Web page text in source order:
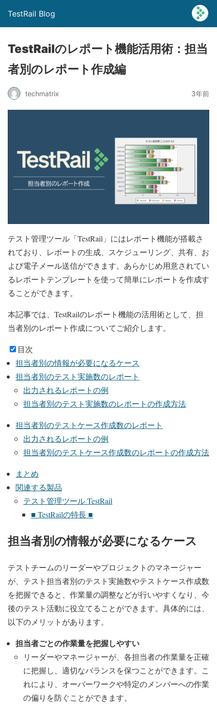
TestRail Blog
TestRailのレポート機能活用術：担当
者別のレポート作成編
techmatrix 3年前
テスト管理ツール「TestRail」にはレポート機能が搭載さ
れており、レポートの生成、スケジューリング、共有、お
よび電子メール送信ができます。あらかじめ用意されてい
るレポートテンプレートを使って簡単にレポートを作成す
ることができます。
本記事では、TestRailのレポート機能の活用術として、担
当者別のレポート作成についてご紹介します。
目次
担当者別の情報が必要になるケース
担当者別のテスト実施数のレポート
出力されるレポートの例
担当者別のテスト実施数のレポートの作成方法
担当者別のテストケース作成数のレポート
出力されるレポートの例
担当者別のテストケース作成数のレポートの作成方法
まとめ
関連する製品
テスト管理ツール TestRail
■ TestRailの特長 ■
担当者別の情報が必要になるケース
テストチームのリーダーやプロジェクトのマネージャー
が、テスト担当者別のテスト実施数やテストケース作成数
を把握できると、作業量の調整などが行いやすくなり、今
後のテスト活動に役立てることができます。具体的には、
以下のメリットがあります。
担当者ごとの作業量を把握しやすい
リーダーやマネージャーが、各担当者の作業量を正確
に把握し、適切なバランスを保つことができます。こ
れにより、オーバーワークや特定のメンバーへの作業
の偏りを防ぐことができます。